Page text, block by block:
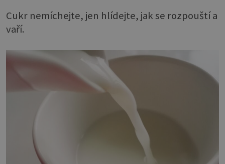
Cukr nemíchejte, jen hlídejte, jak se rozpouští a
vaří.